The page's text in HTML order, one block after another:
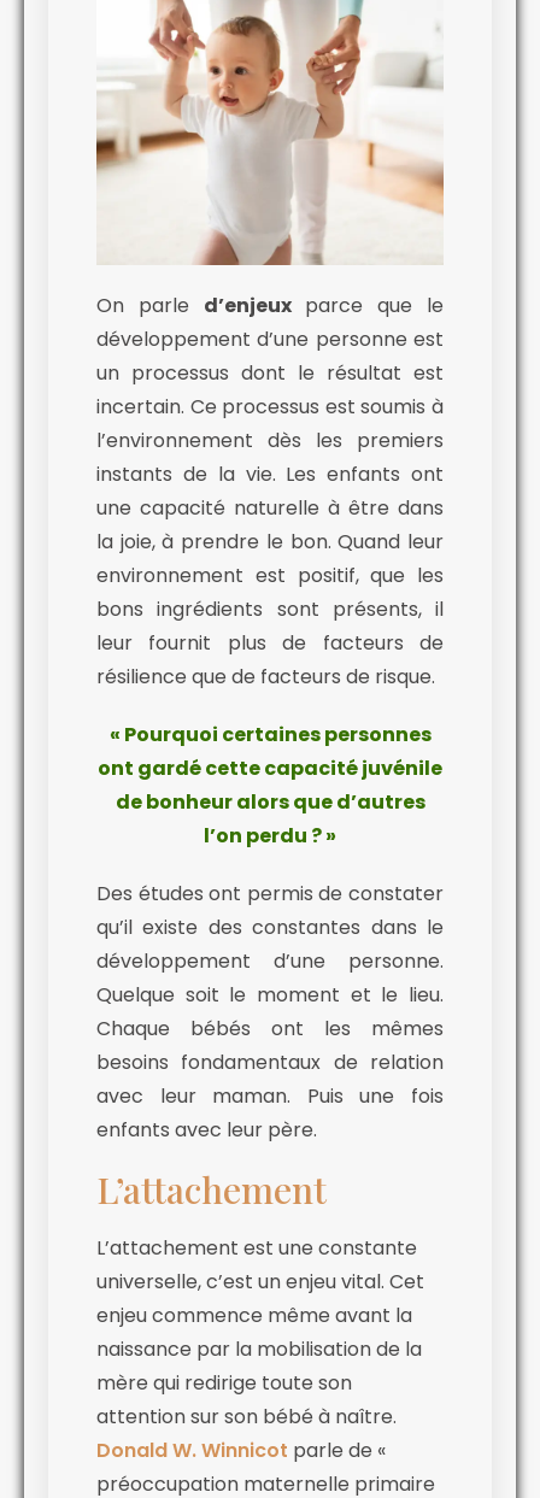
On parle d’enjeuxparce que le
développement d’une personne est
un processus dont le résultat est
incertain. Ce processus est soumis à
l’environnement dès les premiers
instants de la vie. Les enfants ont
une capacité naturelle à être dans
la joie, à prendre le bon. Quand leur
environnement est positif, que les
bons ingrédients sont présents, il
leur fournit plus de facteurs de
résilience que de facteurs de risque.
« Pourquoi certaines personnes
ont gardé cette capacité juvénile
de bonheur alors que d’autres
l’on perdu ? »
Des études ont permis de constater
qu’il existe des constantes dans le
développement d’une personne.
Quelque soit le moment et le lieu.
Chaque bébés ont les mêmes
besoins fondamentaux de relation
avec leur maman. Puis une fois
enfants avec leur père.
L’attachement
L’attachement est une constante
universelle, c’est un enjeu vital. Cet
enjeu commence même avant la
naissance par la mobilisation de la
mère qui redirige toute son
attention sur son bébé à naître.
Donald W. Winnicot parle de «
préoccupation maternelle primaire